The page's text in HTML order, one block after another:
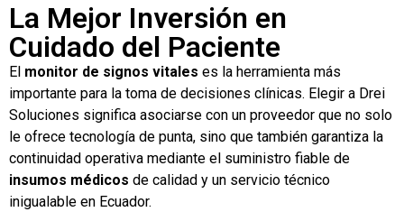
La Mejor Inversión en
Cuidado del Paciente
El monitor de signos vitales es la herramienta más
importante para la toma de decisiones clínicas. Elegir a Drei
Soluciones significa asociarse con un proveedor que no solo
le ofrece tecnología de punta, sino que también garantiza la
continuidad operativa mediante el suministro fiable de
insumos médicos de calidad y un servicio técnico
inigualable en Ecuador.